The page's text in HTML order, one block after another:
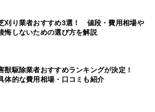
刈り業者おすすめ3選！ 値段・費用相場や
悔しないための選び方を解説
獣駆除業者おすすめランキングが決定！
体的な費用相場・口コミも紹介